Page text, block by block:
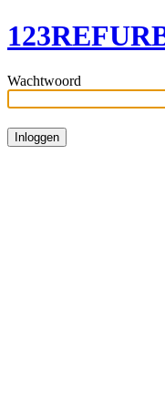
Wachtwoord